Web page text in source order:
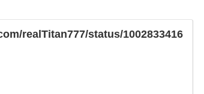
realTitan777/status/1002833416